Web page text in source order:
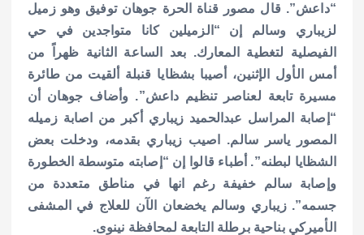
“داعش”. قال مصور قناة الحرة جوهان توفيق وهو زميل
لزيباري وسالم إن “الزميلين كانا متواجدين في حي
الفيصلية لتغطية المعارك. بعد الساعة الثانية ظهراً من
أمس الأول الإثنين، أصيبا بشظايا قنبلة ألقيت من طائرة
مسيرة تابعة لعناصر تنظيم داعش”. وأضاف جوهان أن
“إصابة المراسل عبدالحميد زيباري أكبر من اصابة زميله
المصور ياسر سالم. اصيب زيباري بقدمه، ودخلت بعض
الشظايا لبطنه”. أطباء قالوا إن “إصابته متوسطة الخطورة
وإصابة سالم خفيفة رغم انها في مناطق متعددة من
جسمه”.زيباري وسالم يخضعان الآن للعلاج في المشفى
الأميركي بناحية برطلة التابعة لمحافظة نينوى.